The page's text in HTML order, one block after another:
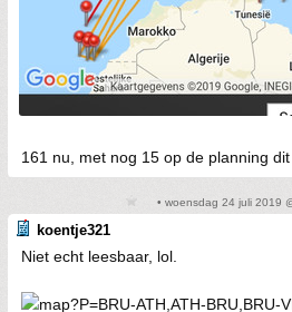
161 nu, met nog 15 op de planning dit
• woensdag 24 juli 2019
koentje321
Niet echt leesbaar, lol.